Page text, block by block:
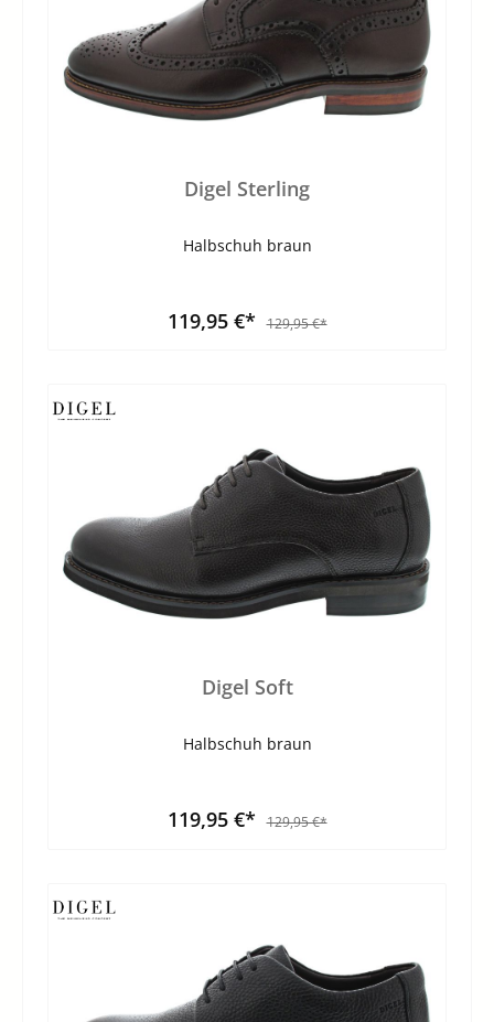
Digel Sterling
Halbschuh braun
119,95 €* 129,95 €*
Digel Soft
Halbschuh braun
119,95 €* 129,95 €*